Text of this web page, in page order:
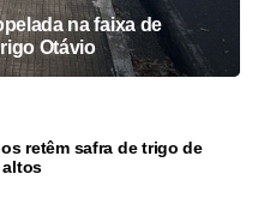
na faixa de
Otávio
retêm safra de trigo de
altos